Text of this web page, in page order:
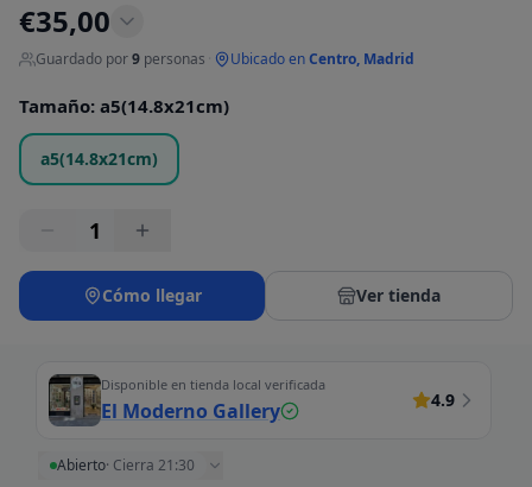
€35,00
Guardado por9 personas Ubicado enCentro, Madrid
Tamaño: a5(14.8x21cm)
a5(14.8x21cm)
1
Cómo llegar Ver tienda
Disponible en tienda local verificada
El Moderno Gallery 4.9
Abierto· Cierra 21:30